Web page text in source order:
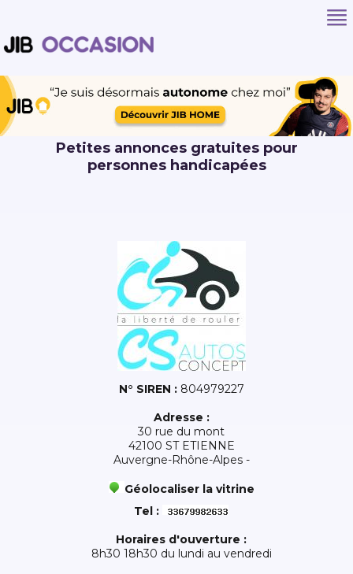
Petites annonces gratuites pour
personnes handicapées
N° SIREN :804979227
Adresse :
30 rue du mont
42100 ST ETIENNE
Auvergne-Rhône-Alpes -
Géolocaliser la vitrine
Tel :
Horaires d'ouverture :
8h30 18h30 du lundi au vendredi